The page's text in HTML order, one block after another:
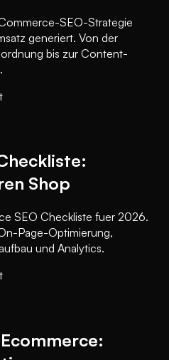
SEO-Strategie
generiert. Von der
bis zur Content-
Shop
SEO Checkliste fuer 2026.
Page-Optimierung,
und Analytics.